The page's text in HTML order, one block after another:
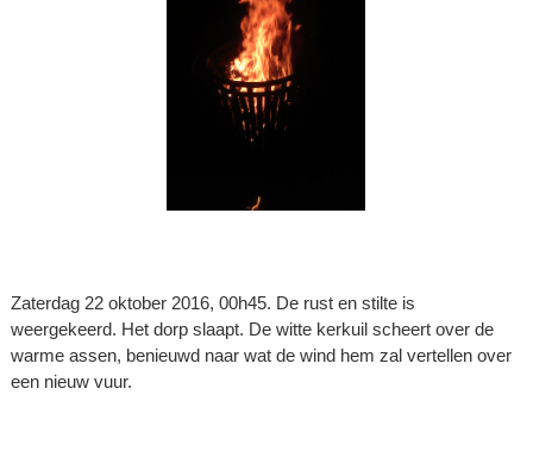
Zaterdag 22 oktober 2016, 00h45. De rust en stilte is
weergekeerd. Het dorp slaapt. De witte kerkuil scheert over de
warme assen, benieuwd naar wat de wind hem zal vertellen over
een nieuw vuur.